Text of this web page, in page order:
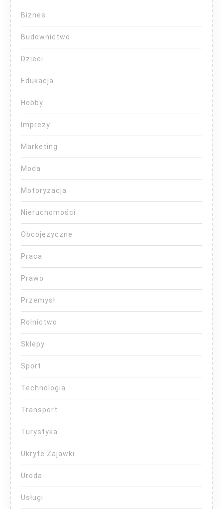
Biznes
Budownictwo
Dzieci
Edukacja
Hobby
Imprezy
Marketing
Moda
Motoryzacja
Nieruchomości
Obcojęzyczne
Praca
Prawo
Przemysł
Rolnictwo
Sklepy
Sport
Technologia
Transport
Turystyka
Ukryte Zajawki
Uroda
Usługi